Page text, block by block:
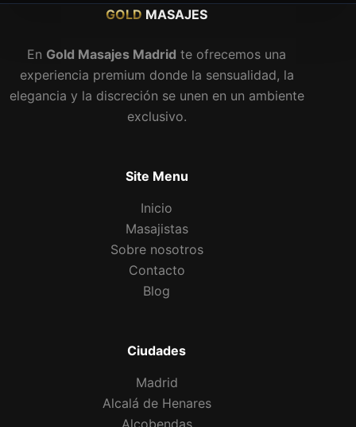
GOLD MASAJES
En Gold Masajes Madrid te ofrecemos una
experiencia premium donde la sensualidad, la
elegancia y la discreción se unen en un ambiente
exclusivo.
Site Menu
Inicio
Masajistas
Sobre nosotros
Contacto
Blog
Ciudades
Madrid
Alcalá de Henares
Alcobendas